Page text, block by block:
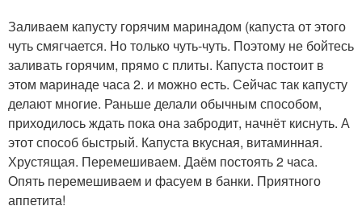
Заливаем капусту горячим маринадом (капуста от этого
чуть смягчается. Но только чуть-чуть. Поэтому не бойтесь
заливать горячим, прямо с плиты. Капуста постоит в
этом маринаде часа 2. и можно есть. Сейчас так капусту
делают многие. Раньше делали обычным способом,
приходилось ждать пока она забродит, начнёт киснуть. А
этот способ быстрый. Капуста вкусная, витаминная.
Хрустящая. Перемешиваем. Даём постоять 2 часа.
Опять перемешиваем и фасуем в банки. Приятного
аппетита!